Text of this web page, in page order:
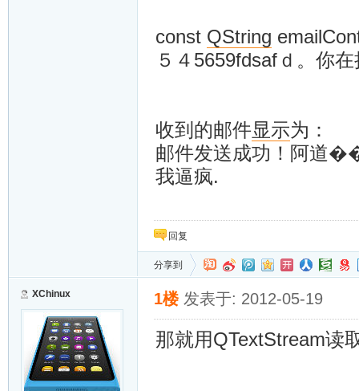
const QString
５４5659fdsafｄ。
收到的邮件显示为：
邮件发送成功！阿道
我逼疯.
回复
分享到
XChinux 1楼 发表于: 2012-05-19
那就用QTextStream读